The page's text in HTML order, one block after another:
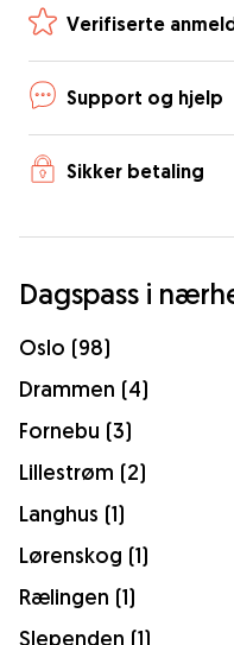
Verifiserte
Support og hjelp
Sikker betaling
Dagspass i
Oslo (98)
Drammen (4)
Fornebu (3)
Lillestrøm (2)
Langhus (1)
Lørenskog (1)
Rælingen (1)
Slependen (1)